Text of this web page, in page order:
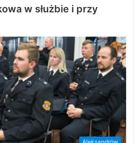
w służbie i przy